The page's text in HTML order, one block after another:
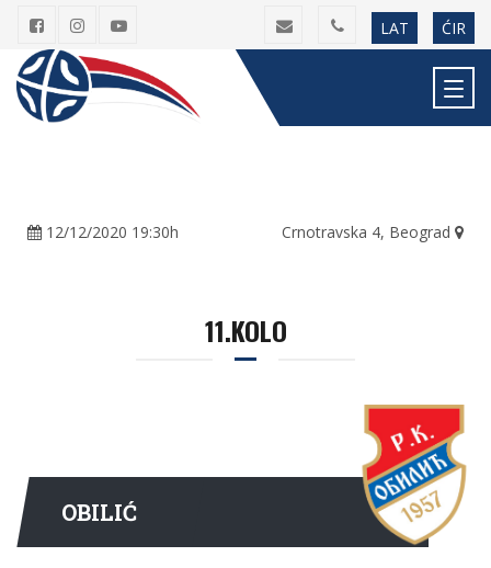
LAT ĆIR
12/12/2020 19:30h Crnotravska 4, Beograd
11.KOLO
OBILIĆ